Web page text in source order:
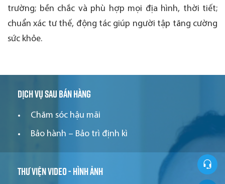
trường; bền chắc và phù hợp mọi địa hình, thời tiết;
chuẩn xác tư thế, động tác giúp người tập tăng cường
sức khỏe.
Dịch vụ sau bán hàng
Chăm sóc hậu mãi
Bảo hành – Bảo trì định kì
Thư viện video - hình ảnh